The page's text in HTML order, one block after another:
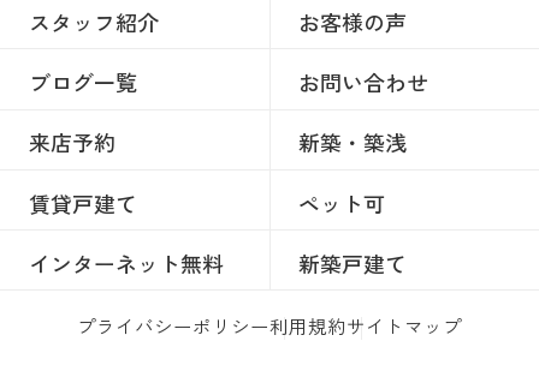
スタッフ紹介
お客様の声
ブログ一覧
お問い合わせ
来店予約
新築・築浅
賃貸戸建て
ペット可
インターネット無料
新築戸建て
プライバシーポリシー利用規約サイトマップ